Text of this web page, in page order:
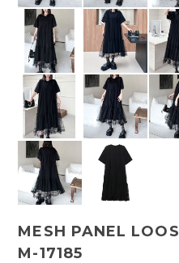
MESH PANEL
M-17185